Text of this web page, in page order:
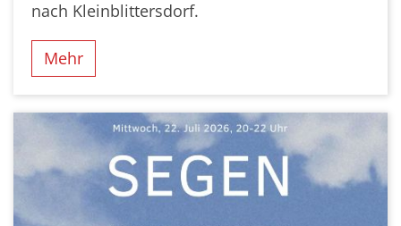
nach Kleinblittersdorf.
Mehr